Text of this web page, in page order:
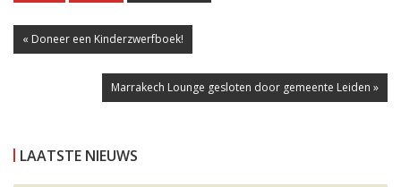
« Doneer een Kinderzwerfboek!
Marrakech Lounge gesloten door gemeente Leiden »
LAATSTE NIEUWS